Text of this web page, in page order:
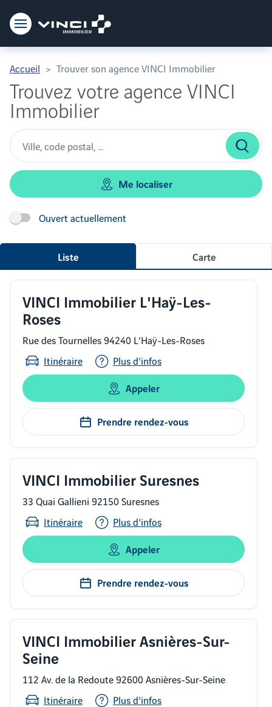
Accueil Trouver son agence VINCI Immobilier
Trouvez votre agence VINCI
Immobilier
Me localiser
Ouvert actuellement
Liste Carte
VINCI Immobilier L'Haÿ-Les-
Roses
Rue des Tournelles 94240 L'Haÿ-Les-Roses
Itinéraire
Plus d'infos
Appeler
Prendre rendez-vous
VINCI Immobilier Suresnes
33 Quai Gallieni 92150 Suresnes
Itinéraire
Plus d'infos
Appeler
Prendre rendez-vous
VINCI Immobilier Asnières-Sur-
Seine
112 Av. de la Redoute 92600 Asnières-Sur-Seine
Itinéraire
Plus d'infos